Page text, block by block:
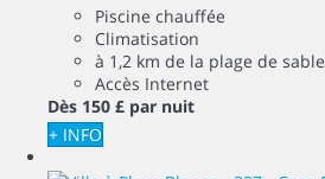
Piscine chauffée
Climatisation
à 1,2 km de la plage de sable
Accès Internet
Dès 150 £ par nuit
+ INFO